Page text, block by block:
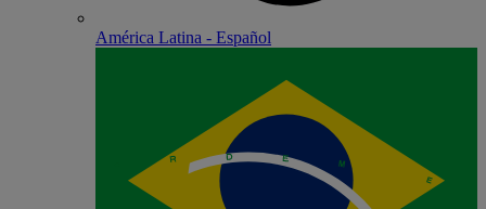
América Latina - Español